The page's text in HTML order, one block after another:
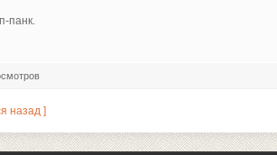
панк.
назад ]